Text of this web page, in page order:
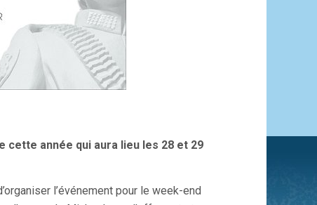
cette année qui aura lieu les 28 et 29
l’événement pour le week-end